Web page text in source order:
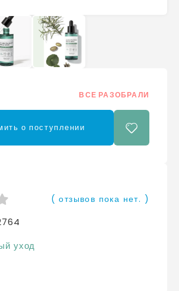
ВСЕ РАЗОБРАЛИ
о поступлении
( отзывов пока нет. )
уход